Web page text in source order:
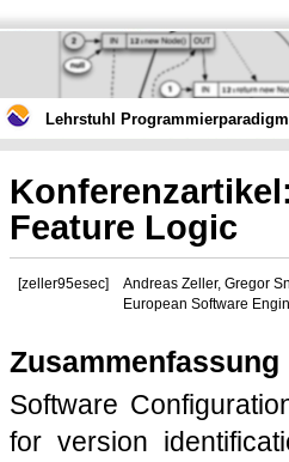
Lehrstuhl
Feature Logic
[zeller95esec]
Andreas Zeller, Gregor
European Software
Zusammenfassung
Software
for version